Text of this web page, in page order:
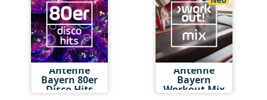
Antenne
Bayern 80er
Disco Hits
Antenne
Bayern
Workout Mix